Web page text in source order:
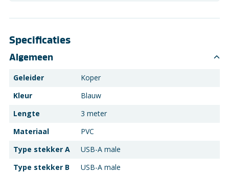
Specificaties
Algemeen
Geleider
Koper
Kleur
Blauw
Lengte
3 meter
Materiaal
PVC
Type stekker A
USB-A male
Type stekker B
USB-A male